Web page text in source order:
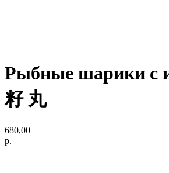
Рыбные шарики с
籽 丸
680,00
р.